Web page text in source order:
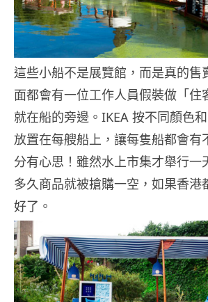
這些小船不是展覽館，而是真的售
面都會有一位工作人員假裝做「住
就在船的旁邊。IKEA 按不同顏色
放置在每艘船上，讓每隻船都會有
分有心思！雖然水上市集才舉行一
多久商品就被搶購一空，如果香港
好了。